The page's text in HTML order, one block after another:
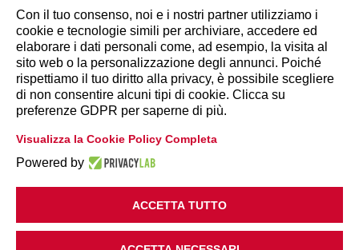
INFORMAZIONI
Disclaimer
Privacy Policy
Cookie Policy|Modifica preferenze
Con il tuo consenso, noi e i nostri partner utilizziamo i
cookie e tecnologie simili per archiviare, accedere ed
elaborare i dati personali come, ad esempio, la visita al
sito web o la personalizzazione degli annunci. Poiché
rispettiamo il tuo diritto alla privacy, è possibile scegliere
di non consentire alcuni tipi di cookie. Clicca su
preferenze GDPR per saperne di più.
Visualizza la Cookie Policy Completa
Powered by
ACCETTA TUTTO